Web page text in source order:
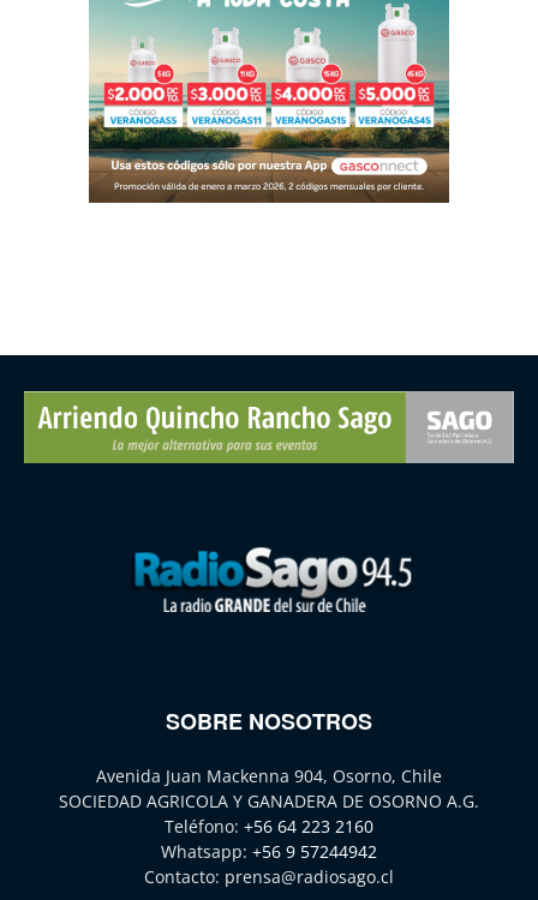
SOBRE NOSOTROS
Avenida Juan Mackenna 904, Osorno, Chile
SOCIEDAD AGRICOLA Y GANADERA DE OSORNO A.G.
Teléfono: +56 64 223 2160
Whatsapp: +56 9 57244942
Contacto: prensa@radiosago.cl